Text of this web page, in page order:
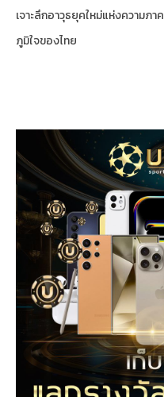
เจาะลึกอาวุธยุคใหม่แห่งความภาค
ภูมิใจของไทย